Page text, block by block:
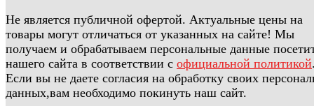
Не является публичной офертой. Актуальные цены на
товары могут отличаться от указанных на сайте! Мы
получаем и обрабатываем персональные данные
нашего сайта в соответствии с официальной политикой
Если вы не даете согласия на обработку своих
данных,вам необходимо покинуть наш сайт.